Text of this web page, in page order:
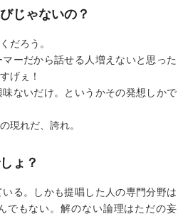
じゃないの？
だろう。
ーだから話せる人増えないと思った
げぇ！
ないだけ。というかその発想しかで
現れだ、誇れ。
ょ？
る。しかも提唱した人の専門分野は
でもない。解のない論理はただの妄